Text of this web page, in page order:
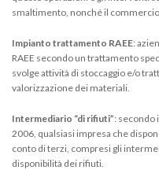
smaltimento, nonché il
Impianto trattamento RAEE:
RAEE secondo un trattamento
svolge attività di stoccaggio e/o
valorizzazione dei materiali.
Intermediario “di rifiuti”: secondo
2006, qualsiasi impresa che
conto di terzi, compresi gli
disponibilità dei rifiuti.